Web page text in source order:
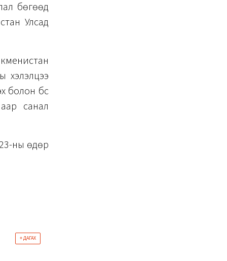
бөгөөд
Улсад
хэлэлцээ
болон бүс
санал
ны өдөр
+ ДАГАХ